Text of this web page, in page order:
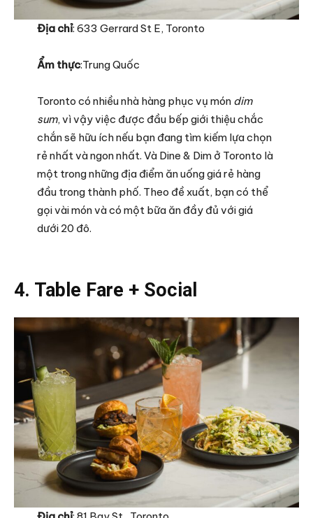
Địa chỉ: 633 Gerrard St E, Toronto
Ẩm thực:Trung Quốc
Toronto có nhiều nhà hàng phục vụ món dim
sum, vì vậy việc được đầu bếp giới thiệu chắc
chắn sẽ hữu ích nếu bạn đang tìm kiếm lựa chọn
rẻ nhất và ngon nhất. Và Dine & Dim ở Toronto là
một trong những địa điểm ăn uống giá rẻ hàng
đầu trong thành phố. Theo đề xuất, bạn có thể
gọi vài món và có một bữa ăn đầy đủ với giá
dưới 20 đô.
4. Table Fare + Social